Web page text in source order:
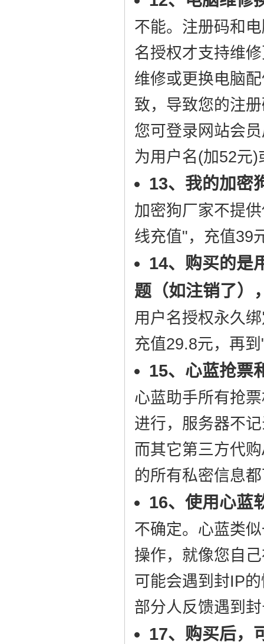
不能。注册码和
名授权才支持维
维修或更换电脑
致，导致您的注
您可登录网站会
为用户名(加52元
13、我的加密
加密狗厂家不提
线充值"，充值39
14、购买的是
题（如注销了）
用户名授权永久
充值29.8元，再
15、心蓝抢票
心蓝助手所有抢
进行，服务器不
而其它第三方代
的所有私密信息
16、使用心蓝
不确定。心蓝类
操作，就像您自
可能会遇到封IP
部分人反馈遇到
17、购买后，